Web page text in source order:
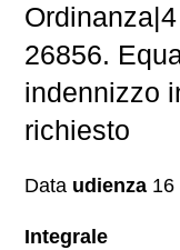
26856.
indennizzo
richiesto
Data udienza 16
Integrale